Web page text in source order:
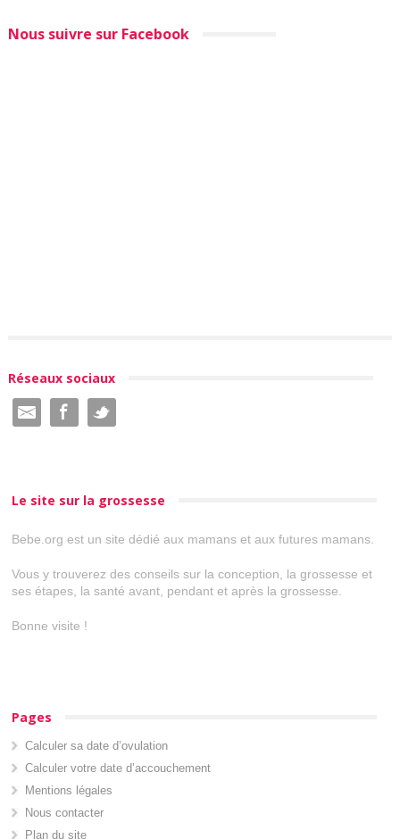
Nous suivre sur Facebook
Réseaux sociaux
Le site sur la grossesse
Bebe.org est un site dédié aux mamans et aux futures mamans.
Vous y trouverez des conseils sur la conception, la grossesse et
ses étapes, la santé avant, pendant et après la grossesse.
Bonne visite !
Pages
Calculer sa date d’ovulation
Calculer votre date d’accouchement
Mentions légales
Nous contacter
Plan du site